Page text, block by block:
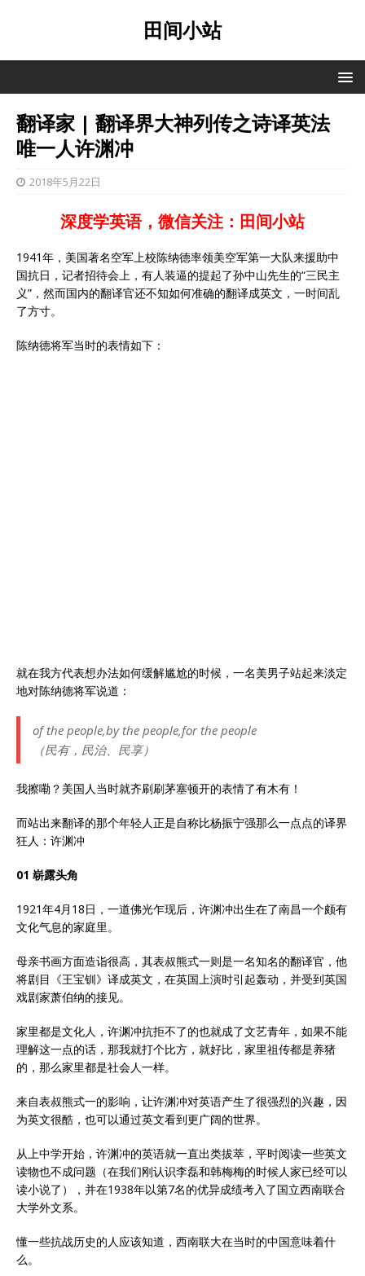
田间小站
翻译家 | 翻译界大神列传之诗译英法
唯一人许渊冲
2018年5月22日
深度学英语，微信关注：田间小站
1941年，美国著名空军上校陈纳德率领美空军第一大队来援助中
国抗日，记者招待会上，有人装逼的提起了孙中山先生的“三民主
义”，然而国内的翻译官还不知如何准确的翻译成英文，一时间乱
了方寸。
陈纳德将军当时的表情如下：
就在我方代表想办法如何缓解尴尬的时候，一名美男子站起来淡定
地对陈纳德将军说道：
of the people,by the people,for the people
（民有，民治、民享）
我擦嘞？美国人当时就齐刷刷茅塞顿开的表情了有木有！
而站出来翻译的那个年轻人正是自称比杨振宁强那么一点点的译界
狂人：许渊冲
01 崭露头角
1921年4月18日，一道佛光乍现后，许渊冲出生在了南昌一个颇有
文化气息的家庭里。
母亲书画方面造诣很高，其表叔熊式一则是一名知名的翻译官，他
将剧目《王宝钏》译成英文，在英国上演时引起轰动，并受到英国
戏剧家萧伯纳的接见。
家里都是文化人，许渊冲抗拒不了的也就成了文艺青年，如果不能
理解这一点的话，那我就打个比方，就好比，家里祖传都是养猪
的，那么家里都是社会人一样。
来自表叔熊式一的影响，让许渊冲对英语产生了很强烈的兴趣，因
为英文很酷，也可以通过英文看到更广阔的世界。
从上中学开始，许渊冲的英语就一直出类拔萃，平时阅读一些英文
读物也不成问题（在我们刚认识李磊和韩梅梅的时候人家已经可以
读小说了），并在1938年以第7名的优异成绩考入了国立西南联合
大学外文系。
懂一些抗战历史的人应该知道，西南联大在当时的中国意味着什
么。